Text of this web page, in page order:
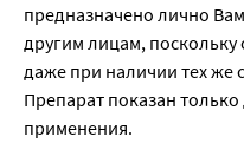
предназначено лично
другим лицам,
даже при наличии тех же
Препарат показан
применения.